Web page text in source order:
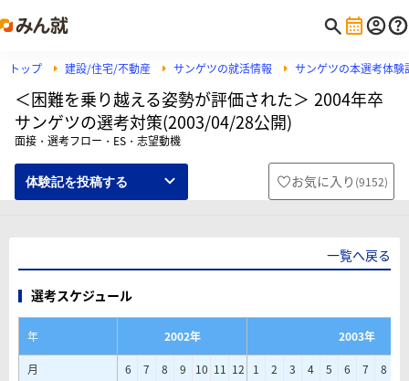
トップ 建設/住宅/不動産 サンゲツの就活情報 サンゲツの本選考体験
＜困難を乗り越える姿勢が評価された＞ 2004年卒
サンゲツの選考対策(2003/04/28公開)
面接・選考フロー・ES・志望動機
体験記を投稿する お気に入り (9152)
一覧へ戻る
選考スケジュール
年 2002年
2003年
月
6 7 8 9 10 11 12 1 2 3 4 5 6 7 8